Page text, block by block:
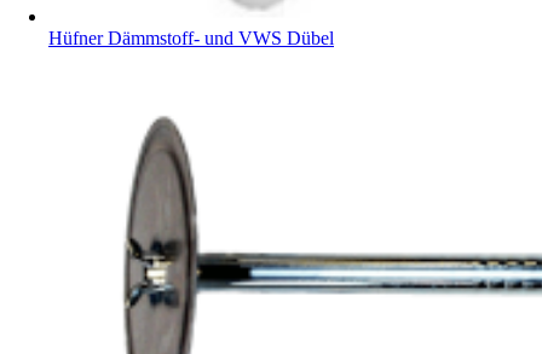
Hüfner Dämmstoff- und VWS Dübel